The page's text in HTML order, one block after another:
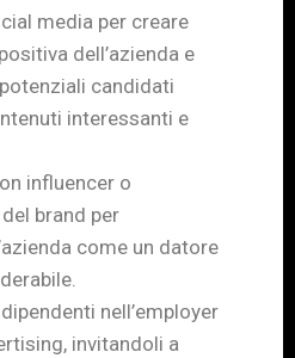
media per creare
dell’azienda e
candidati
interessanti e
influencer o
brand per
come un datore
nell’employer
invitandoli a